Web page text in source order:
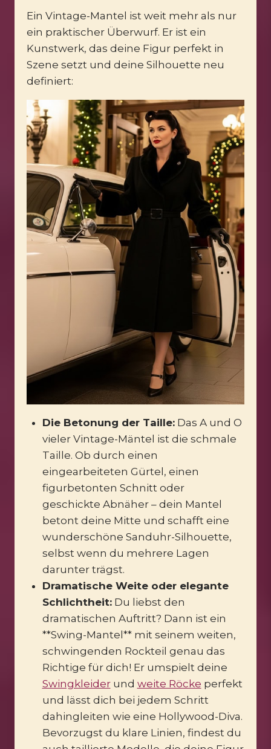
Ein Vintage-Mantel ist weit mehr als nur
ein praktischer Überwurf. Er ist ein
Kunstwerk, das deine Figur perfekt in
Szene setzt und deine Silhouette neu
definiert:
Die Betonung der Taille:Das A und O
vieler Vintage-Mäntel ist die schmale
Taille. Ob durch einen
eingearbeiteten Gürtel, einen
figurbetonten Schnitt oder
geschickte Abnäher – dein Mantel
betont deine Mitte und schafft eine
wunderschöne Sanduhr-Silhouette,
selbst wenn du mehrere Lagen
darunter trägst.
Dramatische Weite oder elegante
Schlichtheit:Du liebst den
dramatischen Auftritt? Dann ist ein
**Swing-Mantel** mit seinem weiten,
schwingenden Rockteil genau das
Richtige für dich! Er umspielt deine
Swingkleiderund weite Röcke perfekt
und lässt dich bei jedem Schritt
dahingleiten wie eine Hollywood-Diva.
Bevorzugst du klare Linien, findest du